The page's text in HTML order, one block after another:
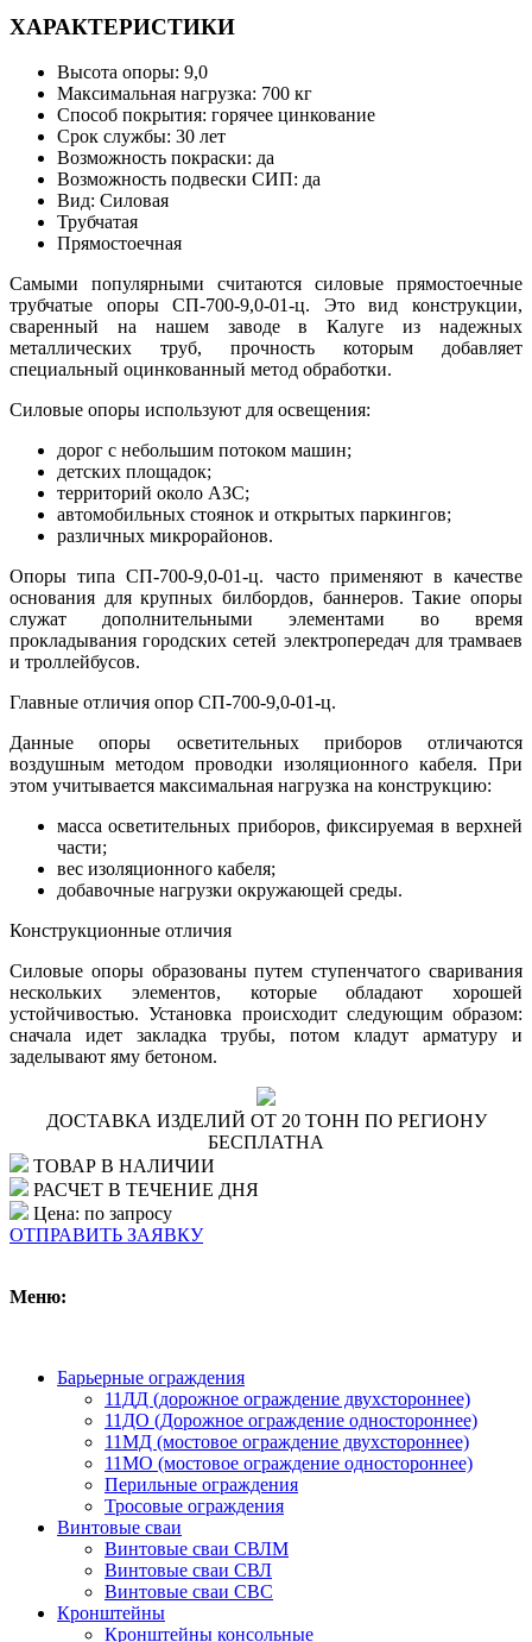
ХАРАКТЕРИСТИКИ
Высота опоры: 9,0
Максимальная нагрузка: 700 кг
Способ покрытия: горячее цинкование
Срок службы: 30 лет
Возможность покраски: да
Возможность подвески СИП: да
Вид: Силовая
Трубчатая
Прямостоечная
Самыми популярными считаются силовые прямостоечные
трубчатые опоры СП-700-9,0-01-ц. Это вид конструкции,
сваренный на нашем заводе в Калуге из надежных
металлических труб, прочность которым добавляет
специальный оцинкованный метод обработки.
Силовые опоры используют для освещения:
дорог с небольшим потоком машин;
детских площадок;
территорий около АЗС;
автомобильных стоянок и открытых паркингов;
различных микрорайонов.
Опоры типа СП-700-9,0-01-ц. часто применяют в качестве
основания для крупных билбордов, баннеров. Такие опоры
служат дополнительными элементами во время
прокладывания городских сетей электропередач для трамваев
и троллейбусов.
Главные отличия опор СП-700-9,0-01-ц.
Данные опоры осветительных приборов отличаются
воздушным методом проводки изоляционного кабеля. При
этом учитывается максимальная нагрузка на конструкцию:
масса осветительных приборов, фиксируемая в верхней
части;
вес изоляционного кабеля;
добавочные нагрузки окружающей среды.
Конструкционные отличия
Силовые опоры образованы путем ступенчатого сваривания
нескольких элементов, которые обладают хорошей
устойчивостью. Установка происходит следующим образом:
сначала идет закладка трубы, потом кладут арматуру и
заделывают яму бетоном.
ДОСТАВКА ИЗДЕЛИЙ ОТ 20 ТОНН ПО РЕГИОНУ
БЕСПЛАТНА
ТОВАР В НАЛИЧИИ
РАСЧЕТ В ТЕЧЕНИЕ ДНЯ
Цена: по запросу
ОТПРАВИТЬ ЗАЯВКУ
Меню:
Барьерные ограждения
11ДД (дорожное ограждение двухстороннее)
11ДО (Дорожное ограждение одностороннее)
11МД (мостовое ограждение двухстороннее)
11МО (мостовое ограждение одностороннее)
Перильные ограждения
Тросовые ограждения
Винтовые сваи
Винтовые сваи СВЛМ
Винтовые сваи СВЛ
Винтовые сваи СВС
Кронштейны
Кронштейны консольные